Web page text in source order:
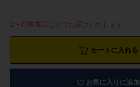
2〜10営業日ほどでお届けいたします。
カートに入れる
お気に入りに追加
ッズ